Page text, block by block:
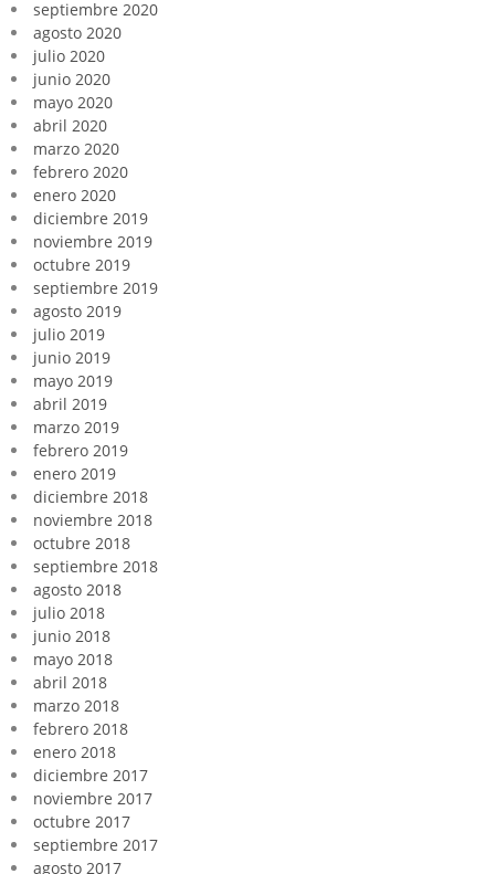
septiembre 2020
agosto 2020
julio 2020
junio 2020
mayo 2020
abril 2020
marzo 2020
febrero 2020
enero 2020
diciembre 2019
noviembre 2019
octubre 2019
septiembre 2019
agosto 2019
julio 2019
junio 2019
mayo 2019
abril 2019
marzo 2019
febrero 2019
enero 2019
diciembre 2018
noviembre 2018
octubre 2018
septiembre 2018
agosto 2018
julio 2018
junio 2018
mayo 2018
abril 2018
marzo 2018
febrero 2018
enero 2018
diciembre 2017
noviembre 2017
octubre 2017
septiembre 2017
agosto 2017